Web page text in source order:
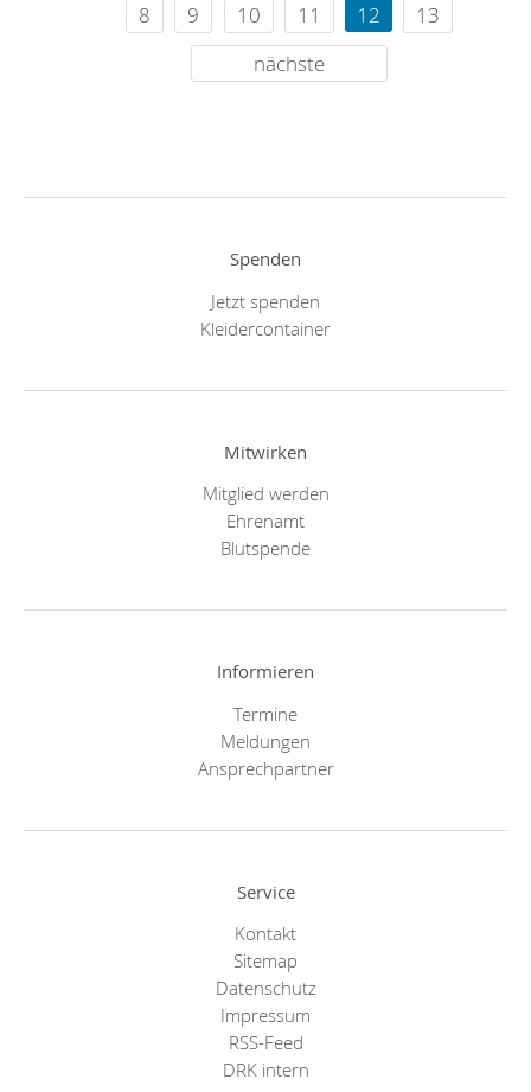
8
9 10 11 12
13
nächste
Spenden
Jetzt spenden
Kleidercontainer
Mitwirken
Mitglied werden
Ehrenamt
Blutspende
Informieren
Termine
Meldungen
Ansprechpartner
Service
Kontakt
Sitemap
Datenschutz
Impressum
RSS-Feed
DRK intern